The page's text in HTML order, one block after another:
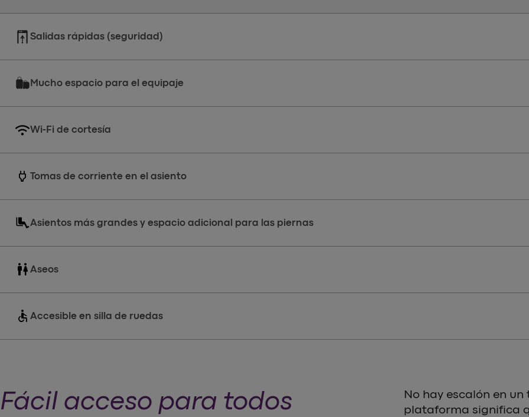
Salidas rápidas (seguridad)
Mucho espacio para el equipaje
Wi-Fi de cortesía
power Tomas de corriente en el asiento
Asientos más grandes y espacio adicional para las piernas
wc Aseos
accessible Accesible en silla de ruedas
Fácil acceso para todos
No hay escalón en
plataforma significa